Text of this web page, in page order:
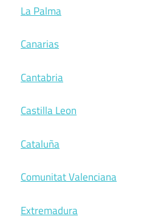
La Palma
Canarias
Cantabria
Castilla Leon
Cataluña
Comunitat Valenciana
Extremadura